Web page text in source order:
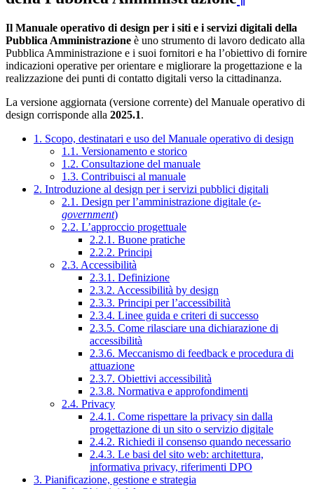
Il Manuale operativo di design per i siti e i servizi digitali della
Pubblica Amministrazione è uno strumento di lavoro dedicato alla
Pubblica Amministrazione e i suoi fornitori e ha l’obiettivo di fornire
indicazioni operative per orientare e migliorare la progettazione e la
realizzazione dei punti di contatto digitali verso la cittadinanza.
La versione aggiornata (versione corrente) del Manuale operativo di
design corrisponde alla 2025.1.
1. Scopo, destinatari e uso del Manuale operativo di design
1.1. Versionamento e storico
1.2. Consultazione del manuale
1.3. Contribuisci al manuale
2. Introduzione al design per i servizi pubblici digitali
2.1. Design per l’amministrazione digitale (e-
government)
2.2. L’approccio progettuale
2.2.1. Buone pratiche
2.2.2. Principi
2.3. Accessibilità
2.3.1. Definizione
2.3.2. Accessibilità by design
2.3.3. Principi per l’accessibilità
2.3.4. Linee guida e criteri di successo
2.3.5. Come rilasciare una dichiarazione di
accessibilità
2.3.6. Meccanismo di feedback e procedura di
attuazione
2.3.7. Obiettivi accessibilità
2.3.8. Normativa e approfondimenti
2.4. Privacy
2.4.1. Come rispettare la privacy sin dalla
progettazione di un sito o servizio digitale
2.4.2. Richiedi il consenso quando necessario
2.4.3. Le basi del sito web: architettura,
informativa privacy, riferimenti DPO
3. Pianificazione, gestione e strategia